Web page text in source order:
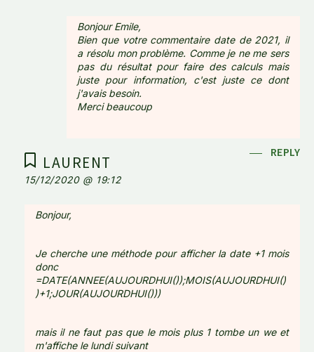
Bonjour Emile,
Bien que votre commentaire date de 2021, il
a résolu mon problème. Comme je ne me sers
pas du résultat pour faire des calculs mais
juste pour information, c'est juste ce dont
j'avais besoin.
Merci beaucoup
LAURENT
15/12/2020 @ 19:12
Bonjour,
Je cherche une méthode pour afficher la date +1 mois
donc
=DATE(ANNEE(AUJOURDHUI());MOIS(AUJOURDHUI()
)+1;JOUR(AUJOURDHUI()))
mais il ne faut pas que le mois plus 1 tombe un we et
m'affiche le lundi suivant
REPLY